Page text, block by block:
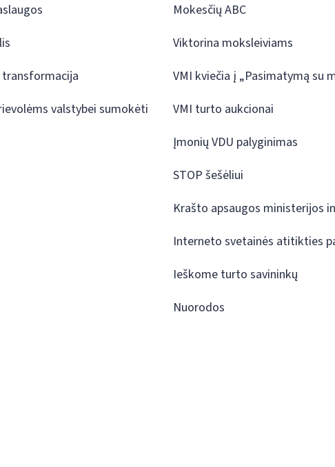
valstybei sumokėti
Mokesčių ABC
Viktorina moksleiviams
VMI kviečia į „Pasimatymą su
VMI turto aukcionai
Įmonių VDU palyginimas
STOP šešėliui
Krašto apsaugos ministerijos
Interneto svetainės atitikties
Ieškome turto savininkų
Nuorodos